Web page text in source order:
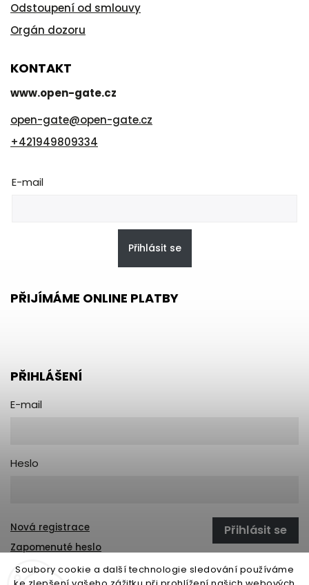
Soubory cookie a další technologie sledování používáme
Odstoupení od smlouvy
Orgán dozoru
KONTAKT
www.open-gate.cz
open-gate@open-gate.cz
+421949809334
E-mail
Přihlásit se
PŘIJÍMÁME ONLINE PLATBY
PŘIHLÁŠENÍ
E-mail
Heslo
Přihlásit se
Nová registrace
Zapomenuté heslo